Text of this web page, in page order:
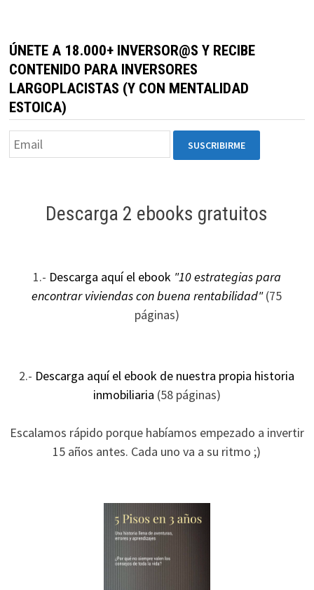
ÚNETE A 18.000+ INVERSOR@S Y RECIBE
CONTENIDO PARA INVERSORES
LARGOPLACISTAS (Y CON MENTALIDAD
ESTOICA)
Descarga 2 ebooks gratuitos
1.- Descarga aquí el ebook "10 estrategias para
encontrar viviendas con buena rentabilidad"(75
páginas)
2.- Descarga aquí el ebook de nuestra propia historia
inmobiliaria (58 páginas)
Escalamos rápido porque habíamos empezado a invertir
15 años antes. Cada uno va a su ritmo ;)
funcionalidades
desaparecerán
de la web.
Marketing
Al compartir tus
mientras visitas
nuestro sitio,
ofertas
personalizados.